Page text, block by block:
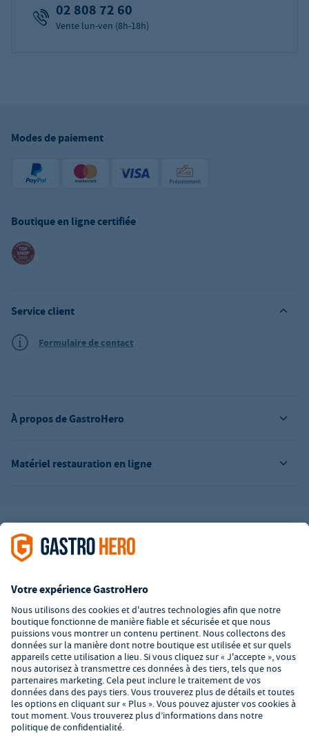
02 808 72 60
Vente lun-ven (8h-18h)
Modes de paiement
Boutique en ligne certifiée
Matériel restauration en ligne
À propos de GastroHero
Service client
Formulaire de contact
L’offre de la société GastroHero est exclusivement destinée aux
entreprises. Tous les prix sont des prix unitaires nets majorés de
Certaines méthodes de paiement peuvent entraîner des frais
supplémentaires.
² PVC : Prix de Vente Conseillé par le fabricant
*A partir d'un montant de 350€ net. Jusqu'à cette date, les frais
de port s'élèvent à 7,90€ (hors TVA).
© 2026 GastroHero - Matériel et équipement de restauration -